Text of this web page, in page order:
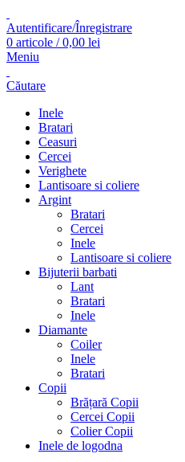
Autentificare/Înregistrare
0 articole / 0,00 lei
Meniu
Căutare
Inele
Bratari
Ceasuri
Cercei
Verighete
Lantisoare si coliere
Argint
Bratari
Cercei
Inele
Lantisoare si coliere
Bijuterii barbati
Lant
Bratari
Inele
Diamante
Coiler
Inele
Bratari
Copii
Brățară Copii
Cercei Copii
Colier Copii
Inele de logodna